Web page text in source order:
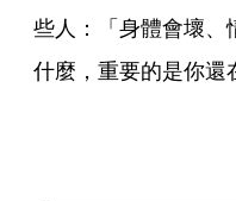
些人：「身體會壞、
什麼，重要的是你還